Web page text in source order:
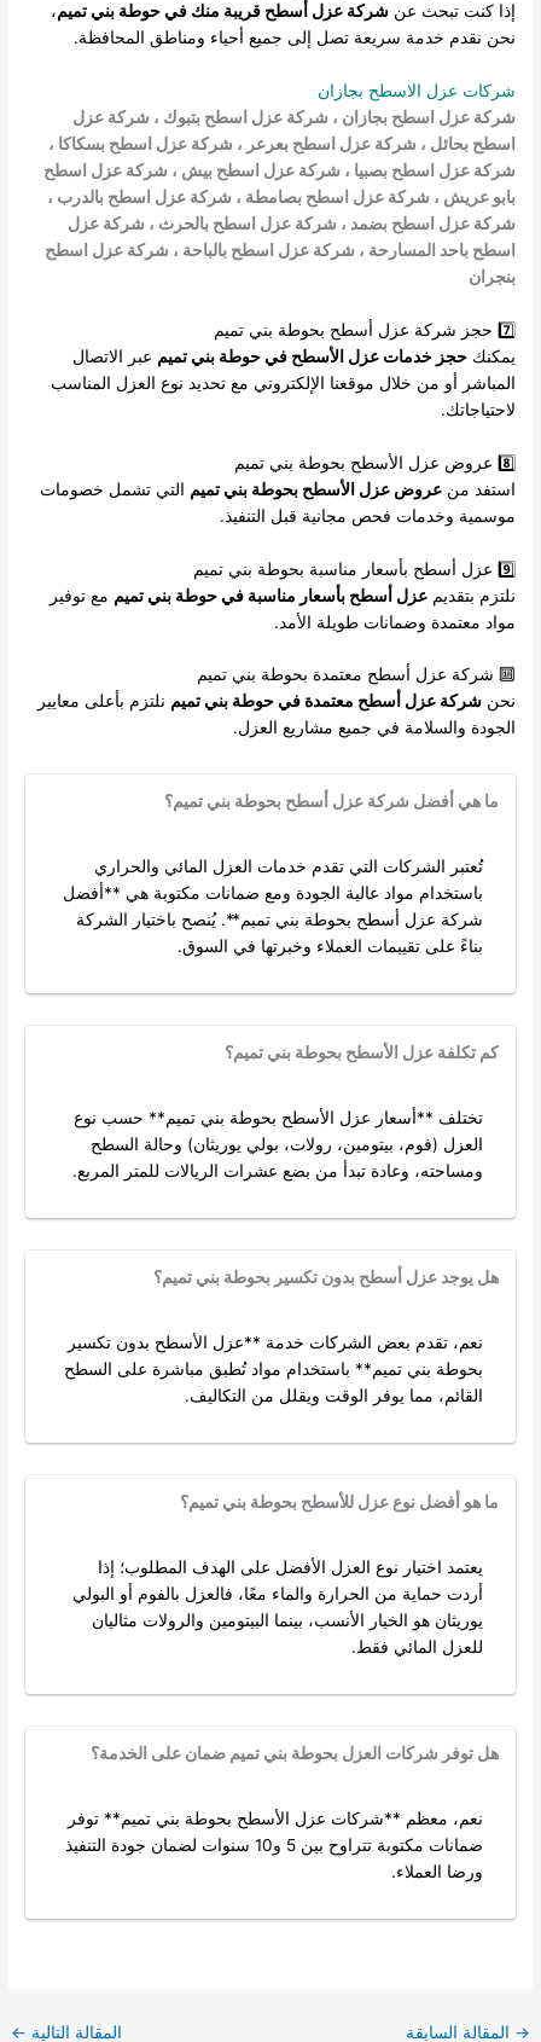
إذا كنت تبحث عنشركة عزل أسطح قريبة منك في حوطة بني تميم،
نحن نقدم خدمة سريعة تصل إلى جميع أحياء ومناطق المحافظة.
شركات عزل الاسطح بجازان
شركة عزل اسطح بجازان ، شركة عزل اسطح بتبوك ، شركة عزل
اسطح بحائل ، شركة عزل اسطح بعرعر ، شركة عزل اسطح بسكاكا ،
شركة عزل اسطح بصبيا ، شركة عزل اسطح بيش ، شركة عزل اسطح
بابو عريش ، شركة عزل اسطح بصامطة ، شركة عزل اسطح بالدرب ،
شركة عزل اسطح بضمد ، شركة عزل اسطح بالحرث ، شركة عزل
اسطح باحد المسارحة ، شركة عزل اسطح بالباحة ، شركة عزل اسطح
بنجران
7️⃣ حجز شركة عزل أسطح بحوطة بني تميم
يمكنكحجز خدمات عزل الأسطح في حوطة بني تميم عبر الاتصال
المباشر أو من خلال موقعنا الإلكتروني مع تحديد نوع العزل المناسب
لاحتياجاتك.
8️⃣ عروض عزل الأسطح بحوطة بني تميم
استفد منعروض عزل الأسطح بحوطة بني تميم التي تشمل خصومات
موسمية وخدمات فحص مجانية قبل التنفيذ.
9️⃣ عزل أسطح بأسعار مناسبة بحوطة بني تميم
نلتزم بتقديمعزل أسطح بأسعار مناسبة في حوطة بني تميم مع توفير
مواد معتمدة وضمانات طويلة الأمد.
🔟 شركة عزل أسطح معتمدة بحوطة بني تميم
نحنشركة عزل أسطح معتمدة في حوطة بني تميم نلتزم بأعلى معايير
الجودة والسلامة في جميع مشاريع العزل.
ما هي أفضل شركة عزل أسطح بحوطة بني تميم؟
تُعتبر الشركات التي تقدم خدمات العزل المائي والحراري
باستخدام مواد عالية الجودة ومع ضمانات مكتوبة هي **أفضل
شركة عزل أسطح بحوطة بني تميم**. يُنصح باختيار الشركة
بناءً على تقييمات العملاء وخبرتها في السوق.
كم تكلفة عزل الأسطح بحوطة بني تميم؟
تختلف **أسعار عزل الأسطح بحوطة بني تميم** حسب نوع
العزل (فوم، بيتومين، رولات، بولي يوريثان) وحالة السطح
ومساحته، وعادة تبدأ من بضع عشرات الريالات للمتر المربع.
هل يوجد عزل أسطح بدون تكسير بحوطة بني تميم؟
نعم، تقدم بعض الشركات خدمة **عزل الأسطح بدون تكسير
بحوطة بني تميم** باستخدام مواد تُطبق مباشرة على السطح
القائم، مما يوفر الوقت ويقلل من التكاليف.
ما هو أفضل نوع عزل للأسطح بحوطة بني تميم؟
يعتمد اختيار نوع العزل الأفضل على الهدف المطلوب؛ إذا
أردت حماية من الحرارة والماء معًا، فالعزل بالفوم أو البولي
يوريثان هو الخيار الأنسب، بينما البيتومين والرولات مثاليان
للعزل المائي فقط.
هل توفر شركات العزل بحوطة بني تميم ضمان على الخدمة؟
نعم، معظم **شركات عزل الأسطح بحوطة بني تميم** توفر
ضمانات مكتوبة تتراوح بين 5 و10 سنوات لضمان جودة التنفيذ
ورضا العملاء.
→ المقالة السابقة المقالة التالية ←